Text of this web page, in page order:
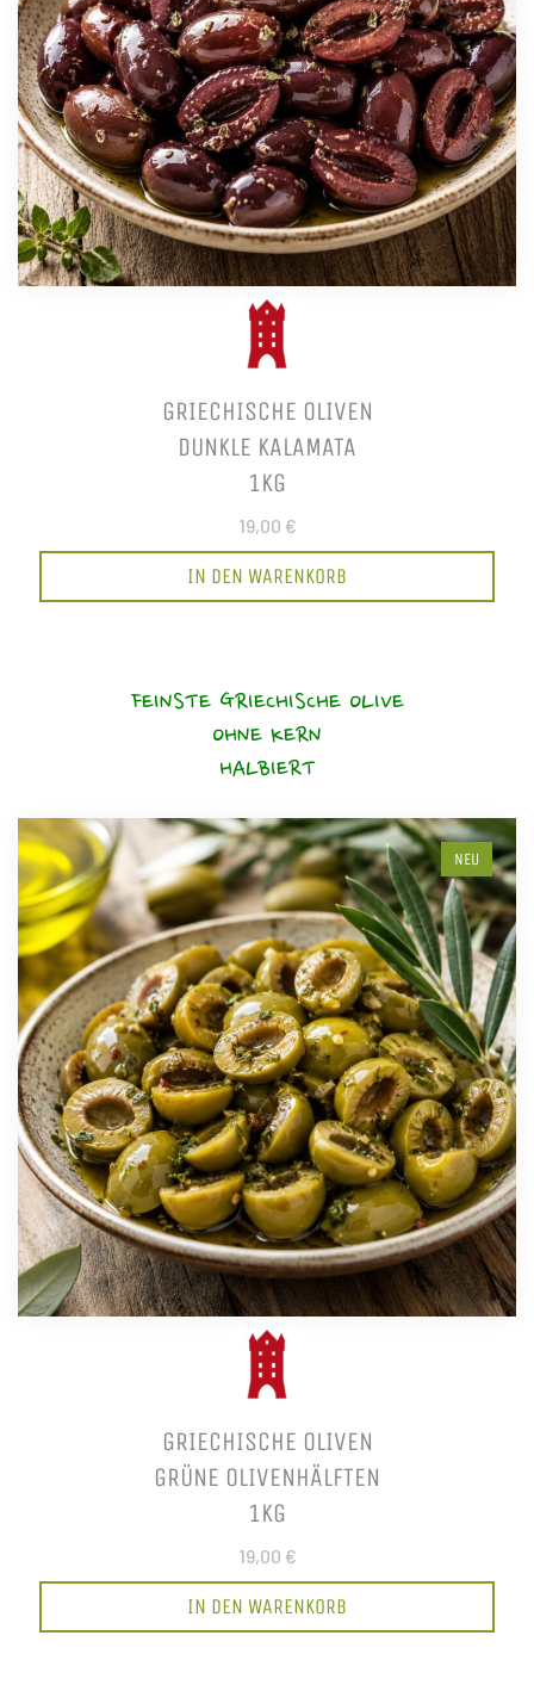
GRIECHISCHE OLIVEN
DUNKLE KALAMATA
1KG
19,00 €
IN DEN WARENKORB
FEINSTE GRIECHISCHE OLIVE
OHNE KERN
HALBIERT
NEU
GRIECHISCHE OLIVEN
GRÜNE OLIVENHÄLFTEN
1KG
19,00 €
IN DEN WARENKORB